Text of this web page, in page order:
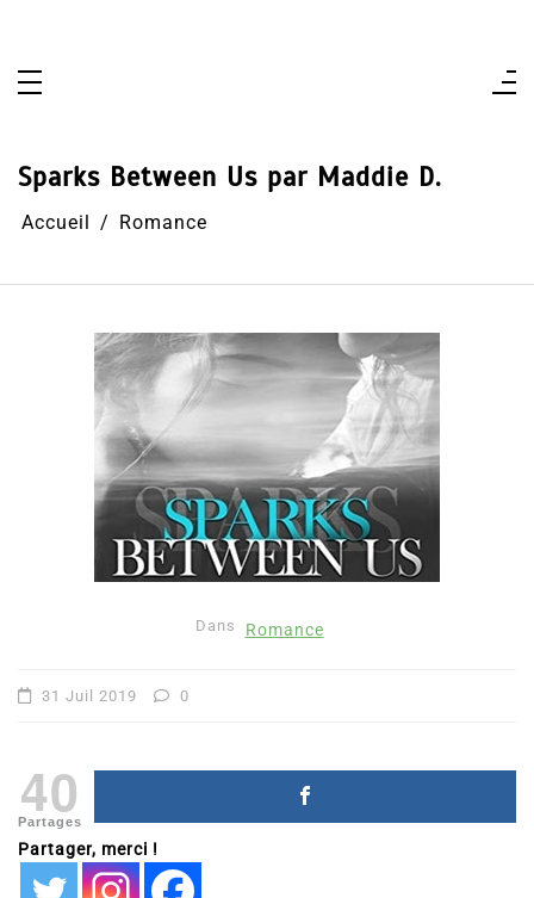
Sparks Between Us par Maddie D.
Accueil Romance
Dans Romance
31 Juil 2019 0
40
Partages
Partager, merci !